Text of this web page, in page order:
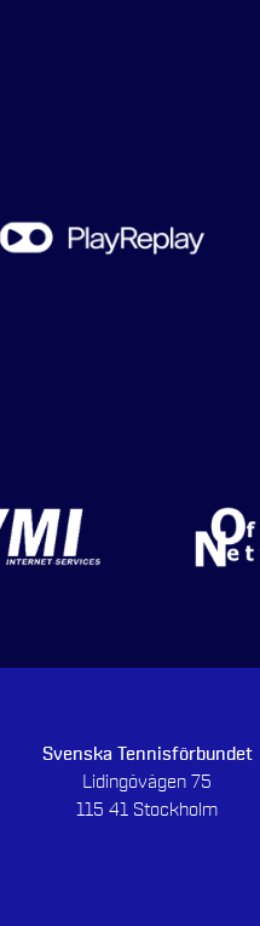
Svenska Tennisförbundet
Lidingövägen 75
115 41 Stockholm